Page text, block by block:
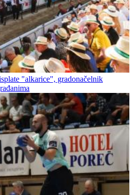
"alkarice", gradonačelnik